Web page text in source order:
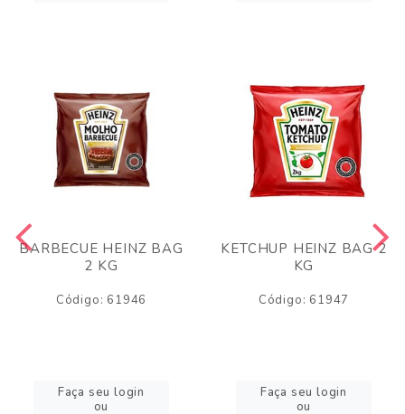
BARBECUE HEINZ BAG
2 KG
Código: 61946
Faça seu login
ou
KETCHUP HEINZ BAG 2
KG
Código: 61947
Faça seu login
ou